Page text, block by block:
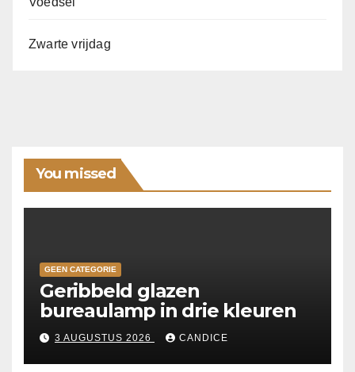
Zwarte vrijdag
You missed
GEEN CATEGORIE
Geribbeld glazen
bureaulamp in drie kleuren
3 AUGUSTUS 2026 CANDICE